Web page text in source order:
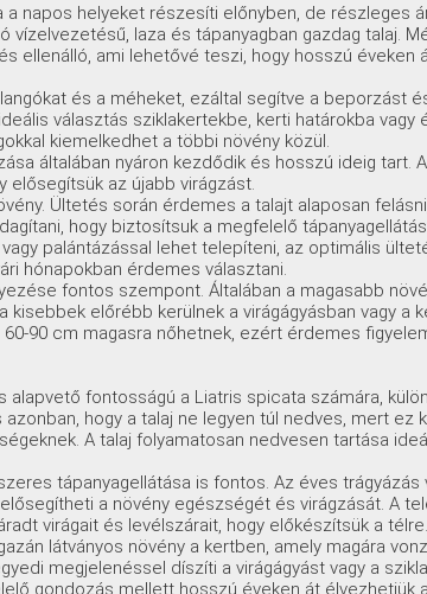
napos helyeket részesíti előnyben, de részleges
vízelvezetésű, laza és tápanyagban gazdag talaj.
ellenálló, ami lehetővé teszi, hogy hosszú éveken
és a méheket, ezáltal segítve a beporzást
választás sziklakertekbe, kerti határokba vagy
kiemelkedhet a többi növény közül.
általában nyáron kezdődik és hosszú ideig tart.
elősegítsük az újabb virágzást.
Ültetés során érdemes a talajt alaposan
hogy biztosítsuk a megfelelő
palántázással lehet telepíteni, az optimális
hónapokban érdemes választani.
fontos szempont. Általában a magasabb
kisebbek előrébb kerülnek a virágágyásban vagy a
90 cm magasra nőhetnek, ezért érdemes
alapvető fontosságú a Liatris spicata számára,
azonban, hogy a talaj ne legyen túl nedves, mert ez
A talaj folyamatosan nedvesen tartása
tápanyagellátása is fontos. Az éves trágyázás
a növény egészségét és virágzását. A
virágait és levélszárait, hogy előkészítsük a télre.
látványos növény a kertben, amely magára
megjelenéssel díszíti a virágágyást vagy a
gondozás mellett hosszú éveken át élvezhetjük